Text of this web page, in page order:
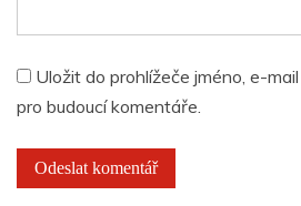
Uložit do prohlížeče jméno, e-
pro budoucí komentáře.